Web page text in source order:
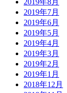
2019年8月
2019年7月
2019年6月
2019年5月
2019年4月
2019年3月
2019年2月
2019年1月
2018年12月